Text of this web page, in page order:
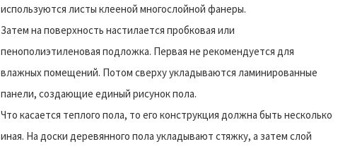
используются листы клееной многослойной фанеры.
Затем на поверхность настилается пробковая или
пенополиэтиленовая подложка. Первая не рекомендуется для
влажных помещений. Потом сверху укладываются ламинированные
панели, создающие единый рисунок пола.
Что касается теплого пола, то его конструкция должна быть несколько
иная. На доски деревянного пола укладывают стяжку, а затем слой